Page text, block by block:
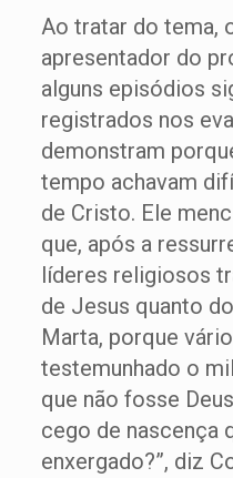
Ao tratar do tema,
apresentador do
alguns episódios
registrados nos
demonstram
tempo achavam
de Cristo. Ele
que, após a
líderes religiosos
de Jesus quanto
Marta, porque
testemunhado o
que não fosse
cego de nascença
enxergado?”, diz